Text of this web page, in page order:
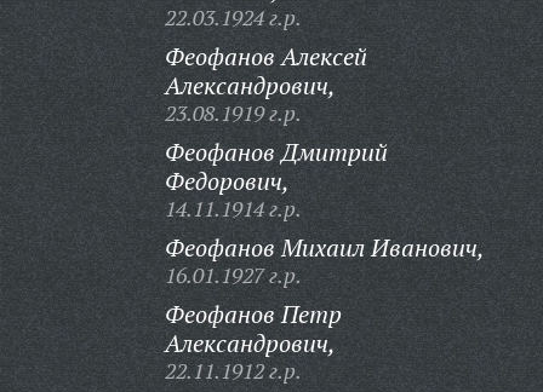
22.03.1924 г.р.
Феофанов Алексей
Александрович,
23.08.1919 г.р.
Феофанов Дмитрий
Федорович,
14.11.1914 г.р.
Феофанов Михаил Иванович,
16.01.1927 г.р.
Феофанов Петр
Александрович,
22.11.1912 г.р.